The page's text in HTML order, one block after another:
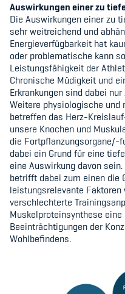
Auswirkungen einer zu
Die Auswirkungen einer zu
sehr weitreichend und
Energieverfügbarkeit hat
oder problematische kann
Leistungsfähigkeit der
Chronische Müdigkeit und
Erkrankungen sind dabei
Weitere physiologische
betreffen das Herz-
unsere Knochen und
die Fortpflanzungsorgane/-
dabei ein Grund für eine
eine Auswirkung davon
betrifft dabei zum einen die
leistungsrelevante
verschlechterte
Muskelproteinsynthese
Beeinträchtigungen der
Wohlbefindens.